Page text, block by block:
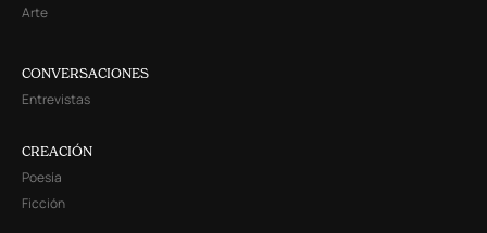
Arte
CONVERSACIONES
Entrevistas
CREACIÓN
Poesía
Ficción